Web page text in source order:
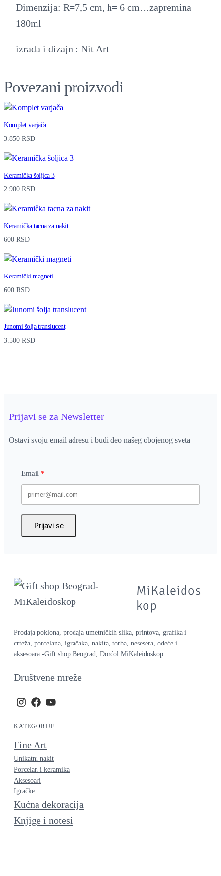
j
a
r
e
n
j
i
n
i
m
c
v
e
Dimenzija: R=7,5 cm, h= 6 cm…zapremina
180ml
izrada i dizajn : Nit Art
Povezani proizvodi
Komplet varjača
3.850 RSD
Keramička šoljica 3
2.900 RSD
Keramička tacna za nakit
600 RSD
Keramički magneti
600 RSD
Junomi šolja translucent
3.500 RSD
Prijavi se za Newsletter
Ostavi svoju email adresu i budi deo našeg obojenog sveta
Email
Prijavi se
MiKaleidos
kop
Prodaja poklona, prodaja umetničkih slika, printova, grafika i
crteža, porcelana, igračaka, nakita, torba, nesesera, odeće i
aksesoara -Gift shop Beograd, Dorćol MiKaleidoskop
Društvene mreže
KATEGORIJE
Fine Art
Unikatni nakit
Porcelan i keramika
Aksesoari
Igračke
Kućna dekoracija
Knjige i notesi